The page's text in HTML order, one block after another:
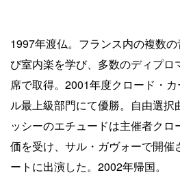
1997年渡仏。フランス内の複数
び室内楽を学び、多数のディプ
席で取得。2001年度クロード・
ル最上級部門にて優勝。自由選択
ッシーのエチュードは主催者ク
価を受け、サル・ガヴォーで開催
ートに出演した。2002年帰国。